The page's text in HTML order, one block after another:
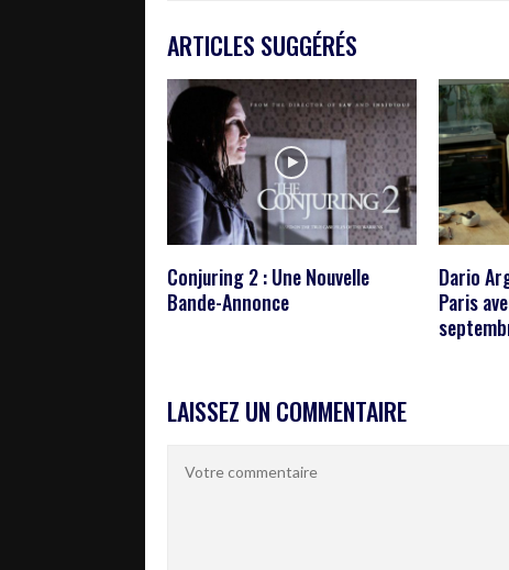
ARTICLES SUGGÉRÉS
Conjuring 2 : Une Nouvelle
Bande-Annonce
Dario
Paris
LAISSEZ UN COMMENTAIRE